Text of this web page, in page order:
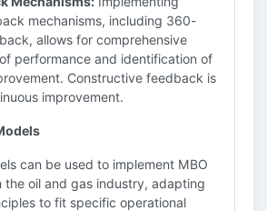
mechanisms, including 360-
allows for comprehensive
performance and identification of
Constructive feedback is
improvement.
can be used to implement MBO
the oil and gas industry, adapting
to fit specific operational